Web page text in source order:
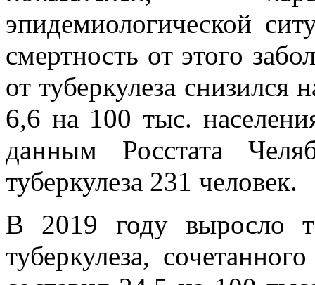
эпидемиологической
смертность от этого
от туберкулеза
6,6 на 100 тыс.
данным Росстата
туберкулеза 231 человек.
В 2019 году выросло
туберкулеза,